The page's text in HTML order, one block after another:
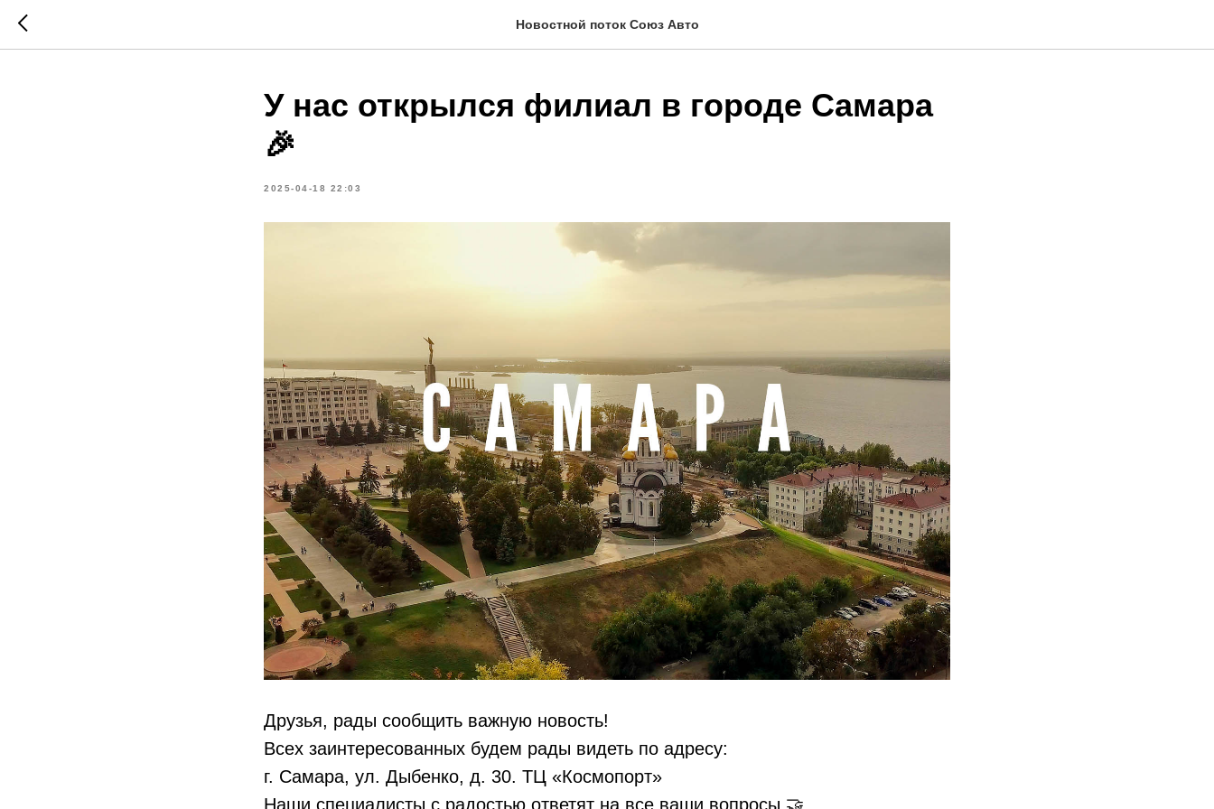
Новостной поток Союз Авто
У нас открылся филиал в городе Самара
🎉
2025-04-18 22:03
Друзья, рады сообщить важную новость!
Всех заинтересованных будем рады видеть по адресу:
г. Самара, ул. Дыбенко, д. 30. ТЦ «Космопорт»
Наши специалисты с радостью ответят на все ваши вопросы 🤝